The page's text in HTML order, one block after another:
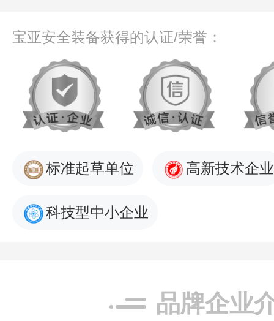
宝亚安全装备获得的认证/荣誉：
标准起草单位 高新技术企业
科技型中小企业
品牌企业